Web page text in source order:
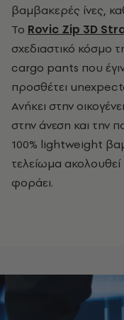
βαμβακερές ίνες,
Το Rovic Zip 3D
σχεδιαστικό κόσμο
cargo pants που
προσθέτει
Ανήκει στην
στην άνεση και την
100% lightweight
τελείωμα
φοράει.